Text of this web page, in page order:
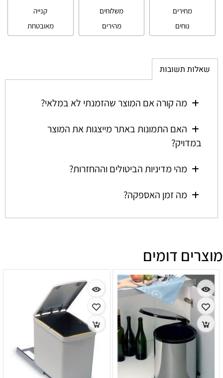
מחירים
נוחים
משלוחים
מהירים
קנייה
מאובטחת
שאלות תשובות
מה קורה אם המוצר שהזמנתי לא במלאי?
האם התמונות באתר מייצגות את המוצר
במדויק?
מהי מדיניות הביטולים וההחזרות?
מה זמן האספקה?
מוצרים דומים